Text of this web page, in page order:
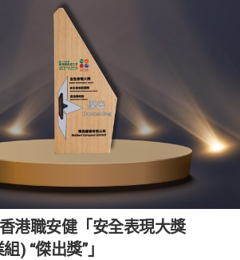
港職安健「安全表現大獎
) “傑出獎”」